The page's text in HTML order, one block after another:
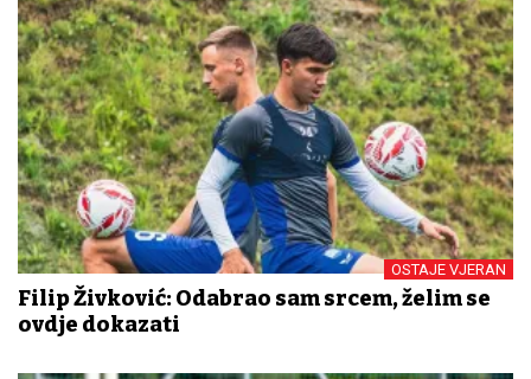
OSTAJE VJERAN
Filip Živković: Odabrao sam srcem, želim se
ovdje dokazati